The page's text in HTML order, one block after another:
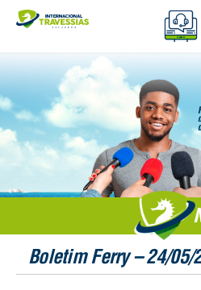
Boletim Ferry – 24/05/